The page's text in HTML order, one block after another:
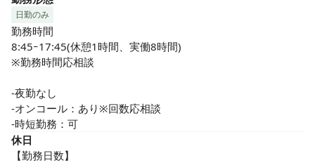
日勤のみ
勤務時間
8:45ｰ17:45(休憩1時間、実働8時間)
※勤務時間応相談
-夜勤なし
-オンコール：あり※回数応相談
-時短勤務：可
休日
【勤務日数】